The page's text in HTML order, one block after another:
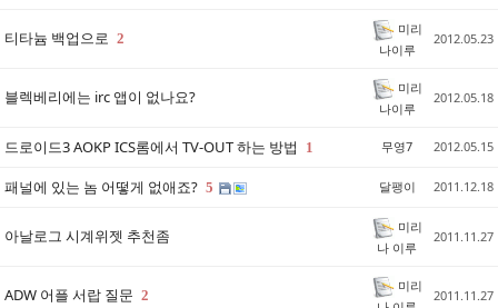
티타늄 백업으로 2
미리
나이루
2012.05.23
블렉베리에는 irc 앱이 없나요?
미리
나이루
2012.05.18
드로이드3 AOKP ICS롬에서 TV-OUT 하는 방법 1 무영7 2012.05.15
패널에 있는 놈 어떻게 없애죠? 5 달팽이 2011.12.18
아날로그 시계위젯 추천좀
미리
나 이루
2011.11.27
ADW 어플 서랍 질문 2
미리
2011.11.27